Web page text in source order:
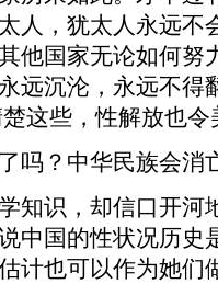
人，犹太人永远不
他国家无论如何努
远沉沦，永远不得
这些，性解放也
吗？中华民族会消
知识，却信口开河
中国的性状况历史
计也可以作为她们